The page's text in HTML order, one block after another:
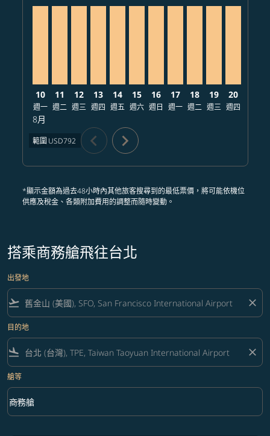
10
週一
8月
11
週二
12
週三
13
週四
14
週五
15
週六
16
週日
17
週一
18
週二
19
週三
20
週四
範圍 USD792 chevron_left chevron_right
*顯示金額為過去48小時內其他旅客搜尋到的最低票價，將可能依機位
供應及稅金、各類附加費用的調整而隨時變動。
搭乘商務艙飛往台北
出發地
flight_takeoff close
目的地
flight_land close
艙等
艙等 option 商務艙 Selected
商務艙
keyboard_arrow_down